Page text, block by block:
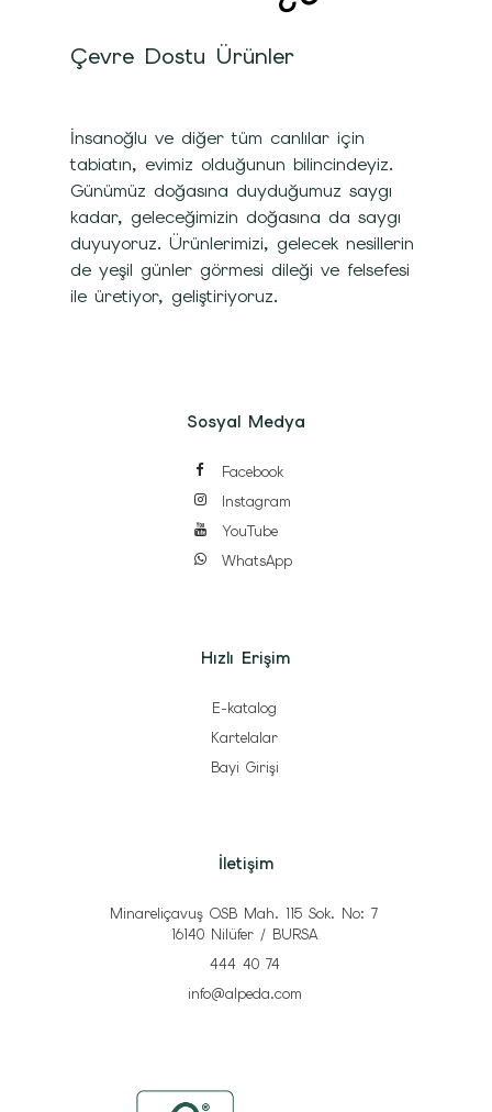
Çevre Dostu Ürünler
İnsanoğlu ve diğer tüm canlılar için
tabiatın, evimiz olduğunun bilincindeyiz.
Günümüz doğasına duyduğumuz saygı
kadar, geleceğimizin doğasına da saygı
duyuyoruz. Ürünlerimizi, gelecek nesillerin
de yeşil günler görmesi dileği ve felsefesi
ile üretiyor, geliştiriyoruz.
Sosyal Medya
Facebook
Instagram
YouTube
WhatsApp
Hızlı Erişim
E-katalog
Kartelalar
Bayi Girişi
İletişim
Minareliçavuş OSB Mah. 115 Sok. No: 7
16140 Nilüfer / BURSA
444 40 74
info@alpeda.com